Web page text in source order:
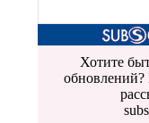
Хотите